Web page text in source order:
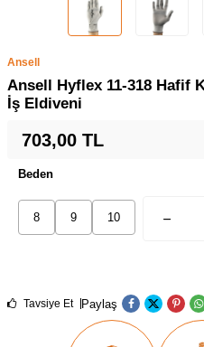
Ansell
Ansell Hyflex 11-318 Hafif
İş Eldiveni
703,00 TL
Beden
8 9 10
Tavsiye Et Paylaş